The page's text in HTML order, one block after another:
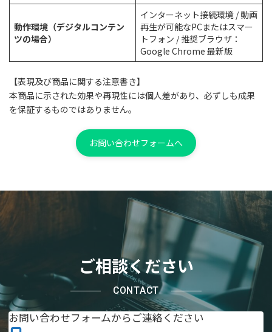
動作環境（デジタルコンテン
ツの場合）
インターネット接続環境 / 動画
再生が可能なPCまたはスマー
トフォン / 推奨ブラウザ：
Google Chrome 最新版
【表現及び商品に関する注意書き】
本商品に示された効果や再現性には個人差があり、必ずしも成果
を保証するものではありません。
お問い合わせフォームへ
ご相談ください
CONTACT
お問い合わせフォームからご連絡ください